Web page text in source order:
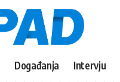
Događanja Intervju